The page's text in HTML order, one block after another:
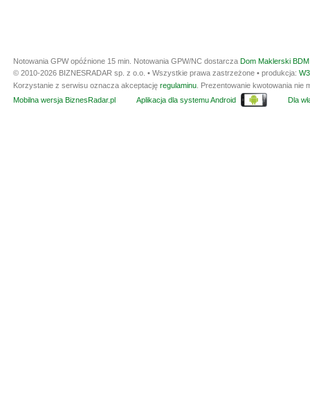
Notowania GPW opóźnione 15 min. Notowania GPW/NC dostarcza Dom Maklerski
© 2010-2026 BIZNESRADAR sp. z o.o. • Wszystkie prawa zastrzeżone • produkcja:
Korzystanie z serwisu oznacza akceptację regulaminu . Prezentowanie kwotowania
Mobilna wersja BiznesRadar.pl
Aplikacja dla systemu Android Dla